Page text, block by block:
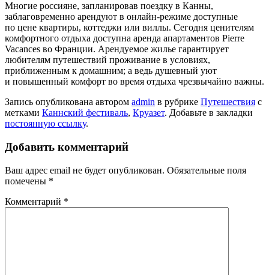
Многие россияне, запланировав поездку в Канны,
заблаговременно арендуют в онлайн-режиме доступные
по цене квартиры, коттеджи или виллы. Сегодня ценителям
комфортного отдыха доступна аренда апартаментов Pierre
Vacances во Франции. Арендуемое жилье гарантирует
любителям путешествий проживание в условиях,
приближенным к домашним; а ведь душевный уют
и повышенный комфорт во время отдыха чрезвычайно важны.
Запись опубликована автором admin в рубрике Путешествия с
метками Каннский фестиваль, Круазет. Добавьте в закладки
постоянную ссылку.
Добавить комментарий
Ваш адрес email не будет опубликован. Обязательные поля
помечены *
Комментарий *